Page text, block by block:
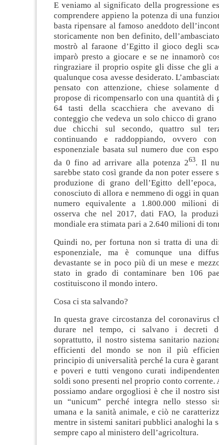
E veniamo al significato della progressione
comprendere appieno la potenza di una
basta ripensare al famoso aneddoto
storicamente non ben definito,
mostrò al faraone d’Egitto il gioco degli
imparò presto a giocare e se ne innamorò
ringraziare il proprio ospite gli disse che gli
qualunque cosa avesse desiderato.
pensato con attenzione, chiese
propose di ricompensarlo con una quantità di
64 tasti della scacchiera che avevano
conteggio che vedeva un solo chicco di
due chicchi sul secondo, quattro sul
continuando e raddoppiando, ovvero
esponenziale basata sul numero due con
da 0 fino ad arrivare alla potenza 263. Il
sarebbe stato così grande da non poter essere
produzione di grano dell’Egitto
conosciuto di allora e nemmeno di oggi in
numero equivalente a 1.800.000 milioni
osserva che nel 2017, dati FAO, la
mondiale era stimata pari a 2.640 milioni di
Quindi no, per fortuna non si tratta di una
esponenziale, ma è comunque una
devastante se in poco più di un mese e
stato in grado di contaminare ben 106
costituiscono il mondo intero.
Cosa ci sta salvando?
In questa grave circostanza del coronavirus
durare nel tempo, ci salvano i decreti
soprattutto, il nostro sistema sanitario
efficienti del mondo se non il più
principio di universalità perché la cura è
e poveri e tutti vengono curati
soldi sono presenti nel proprio conto corrente.
possiamo andare orgogliosi è che il nostro
un “unicum” perché integra nello stesso
umana e la sanità animale, e ciò ne
mentre in sistemi sanitari pubblici analoghi la
sempre capo al ministero dell’agricoltura.